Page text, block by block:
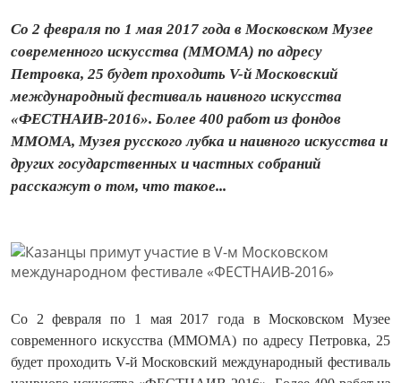
Со 2 февраля по 1 мая 2017 года в Московском Музее
современного искусства (ММОМА) по адресу
Петровка, 25 будет проходить V-й Московский
международный фестиваль наивного искусства
«ФЕСТНАИВ-2016». Более 400 работ из фондов
ММОМА, Музея русского лубка и наивного искусства и
других государственных и частных собраний
расскажут о том, что такое...
Со 2 февраля по 1 мая 2017 года в Московском Музее
современного искусства (ММОМА) по адресу Петровка, 25
будет проходить V-й Московский международный фестиваль